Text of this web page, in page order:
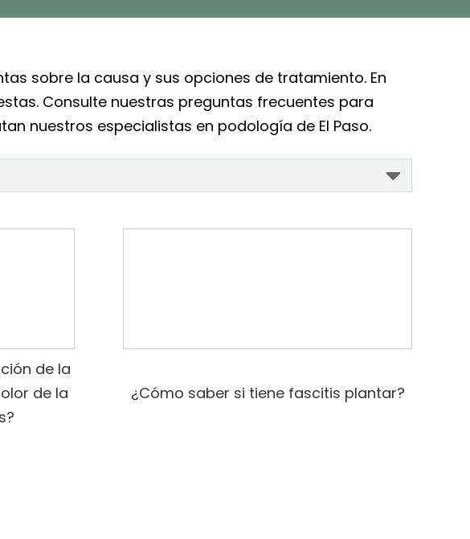
sobre la causa y sus opciones de tratamiento. En
Consulte nuestras preguntas frecuentes para
nuestros especialistas en podología de El Paso.
de la
de la
¿Cómo saber si tiene fascitis plantar?